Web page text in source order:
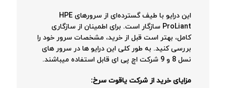
این درایو با طیف گسترده‌ای از سرورهای HPE
ProLiant سازگار است. برای اطمینان از سازگاری
کامل، بهتر است قبل از خرید، مشخصات سرور خود را
بررسی کنید. به طور کلی این درایو ها در سرور های
نسل 8 و 9 شرکت اچ پی ای قابل استفاده میباشند.
مزایای خرید از شرکت یاقوت سرخ: